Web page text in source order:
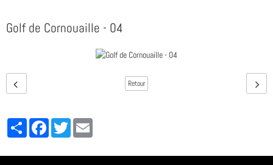
Golf de Cornouaille - 04
Retour
PartagerFacebookTwitter